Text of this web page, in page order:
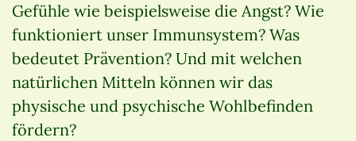
Gefühle wie beispielsweise die Angst? Wie
funktioniert unser Immunsystem? Was
bedeutet Prävention? Und mit welchen
natürlichen Mitteln können wir das
physische und psychische Wohlbefinden
fördern?